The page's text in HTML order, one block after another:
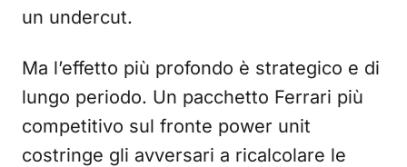
un undercut.
Ma l’effetto più profondo è strategico e di
lungo periodo. Un pacchetto Ferrari più
competitivo sul fronte power unit
costringe gli avversari a ricalcolare le